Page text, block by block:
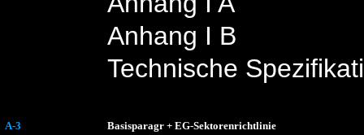
Anhang I B
Technische
A-3
Basisparagr + EG-Sektorenrichtlinie